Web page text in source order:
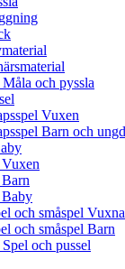
och pyssla
Vuxen
Barn och
Vuxen
Baby
och småspel Vuxna
och småspel Barn
och pussel